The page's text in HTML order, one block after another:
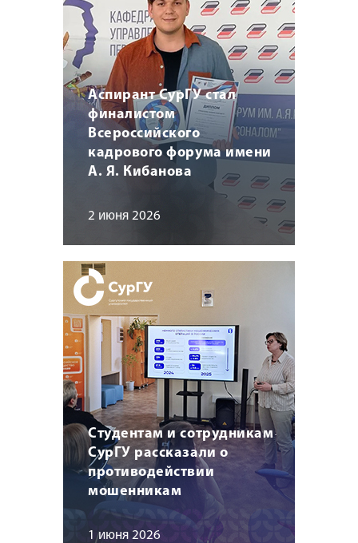
Аспирант СурГУ стал
финалистом
Всероссийского
кадрового форума имени
А. Я. Кибанова
2 июня 2026
Студентам и сотрудникам
СурГУ рассказали о
противодействии
мошенникам
1 июня 2026